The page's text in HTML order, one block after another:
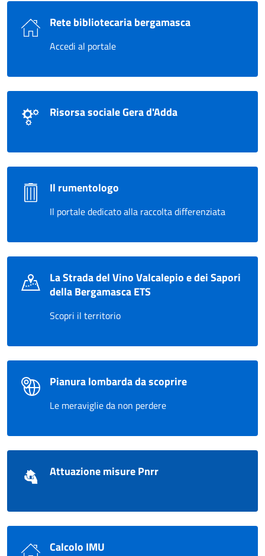
Rete bibliotecaria bergamasca
Accedi al portale
Risorsa sociale Gera d'Adda
Il rumentologo
Il portale dedicato alla raccolta differenziata
La Strada del Vino Valcalepio e dei Sapori
della Bergamasca ETS
Scopri il territorio
Pianura lombarda da scoprire
Le meraviglie da non perdere
Attuazione misure Pnrr
Calcolo IMU